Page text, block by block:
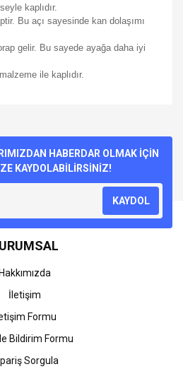
kaplıdır.
Bu açı sayesinde kan dolaşımı
gelir. Bu sayede ayağa daha iyi
ile kaplıdır.
Yorum Yaz
ederiz.
veya görüntülenemiyor.
bilgiler bulunuyor.
bulunuyor.
daha pahalı.
Gönder
HABERDAR OLMAK İÇİN
KAYDOLABİLİRSİNİZ!
KAYDOL
Hakkımızda
İletişim
Formu
Bildirim Formu
Sorgula